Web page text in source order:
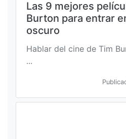
Las 9 mejores
Burton para entrar
oscuro
Hablar del cine de Tim
...